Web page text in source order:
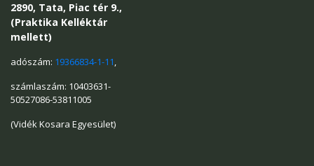
2890, Tata, Piac tér 9.,
(Praktika Kelléktár
mellett)
adószám: 19366834-1-11
számlaszám: 10403631-
50527086-53811005
(Vidék Kosara Egyesület)